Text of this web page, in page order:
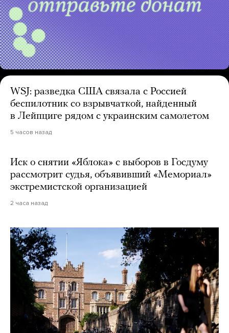
WSJ: разведка США связала с Россией
беспилотник со взрывчаткой, найденный
в Лейпциге рядом с украинским самолетом
5 часов назад
Иск о снятии «Яблока» с выборов в Госдуму
рассмотрит судья, объявивший «Мемориал»
экстремистской организацией
2 часа назад